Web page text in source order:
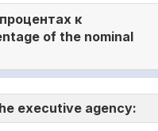
к
of the nominal
executive agency: